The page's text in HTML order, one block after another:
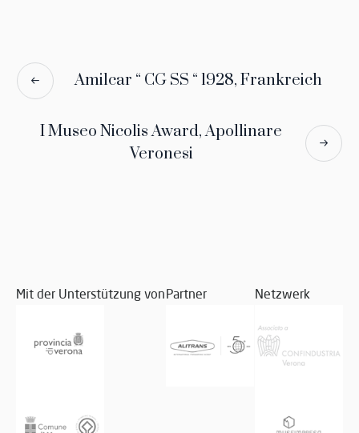
Amilcar “ CG SS “ 1928, Frankreich
I Museo Nicolis Award, Apollinare
Veronesi
Mit der Unterstützung vonPartner Netzwerk